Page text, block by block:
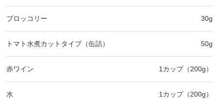
ブロッコリー 30g
トマト水煮カットタイプ（缶詰） 50g
赤ワイン 1カップ（200g）
水 1カップ（200g）